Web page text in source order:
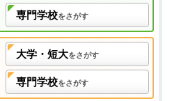
専門学校をさがす
大学・短大をさがす
専門学校をさがす